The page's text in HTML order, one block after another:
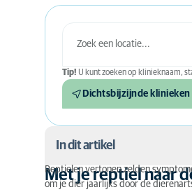
Tip! U kunt zoeken op klinieknaam,
Dichtsbijzijnde klinieken
In dit artikel
Met je reptiel naar de
Met je reptiel naar
Reptielen vertonen zelden
om je dier jaarlijks door de